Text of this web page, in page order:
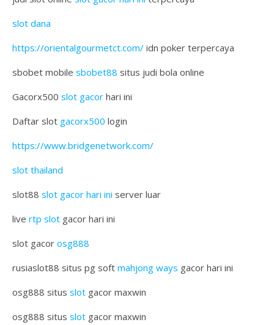
slot dana
https://orientalgourmetct.com/ idn poker terpercaya
sbobet mobile sbobet88 situs judi bola online
Gacorx500 slot gacor hari ini
Daftar slot gacorx500 login
https://www.bridgenetwork.com/
slot thailand
slot88 slot gacor hari ini server luar
live rtp slot gacor hari ini
slot gacor osg888
rusiaslot88 situs pg soft mahjong ways gacor hari ini
osg888 situs slot gacor maxwin
osg888 situs slot gacor maxwin